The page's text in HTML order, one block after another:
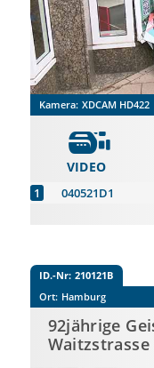
Kamera: XDCAM HD422
VIDEO
040521D1
ID.-Nr: 210121B
Ort: Hamburg
92jährige
Waitzstrasse